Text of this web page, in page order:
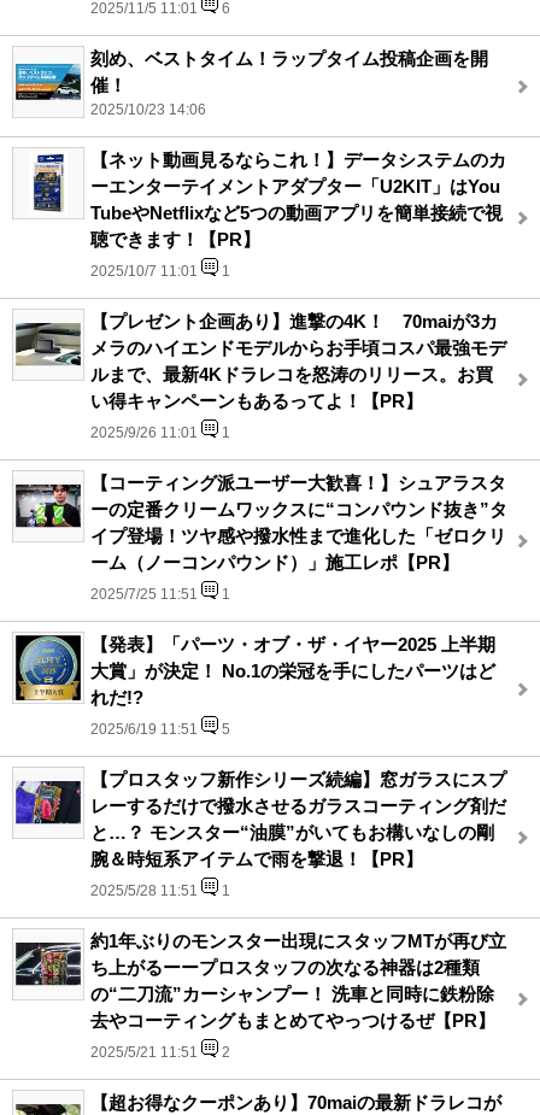
2025/11/5 11:01 6
刻め、ベストタイム！ラップタイム投稿企画を開
催！
2025/10/23 14:06
【ネット動画見るならこれ！】データシステムのカ
ーエンターテイメントアダプター「U2KIT」はYou
TubeやNetflixなど5つの動画アプリを簡単接続で視
聴できます！【PR】
2025/10/7 11:01 1
【プレゼント企画あり】進撃の4K！ 70maiが3カ
メラのハイエンドモデルからお手頃コスパ最強モデ
ルまで、最新4Kドラレコを怒涛のリリース。お買
い得キャンペーンもあるってよ！【PR】
2025/9/26 11:01 1
【コーティング派ユーザー大歓喜！】シュアラスタ
ーの定番クリームワックスに“コンパウンド抜き”タ
イプ登場！ツヤ感や撥水性まで進化した「ゼロクリ
ーム（ノーコンパウンド）」施工レポ【PR】
2025/7/25 11:51 1
【発表】「パーツ・オブ・ザ・イヤー2025 上半期
大賞」が決定！ No.1の栄冠を手にしたパーツはど
れだ!?
2025/6/19 11:51 5
【プロスタッフ新作シリーズ続編】窓ガラスにスプ
レーするだけで撥水させるガラスコーティング剤だ
と…？ モンスター“油膜”がいてもお構いなしの剛
腕＆時短系アイテムで雨を撃退！【PR】
2025/5/28 11:51 1
約1年ぶりのモンスター出現にスタッフMTが再び立
ち上がるーープロスタッフの次なる神器は2種類
の“二刀流”カーシャンプー！ 洗車と同時に鉄粉除
去やコーティングもまとめてやっつけるぜ【PR】
2025/5/21 11:51 2
【超お得なクーポンあり】70maiの最新ドラレコが